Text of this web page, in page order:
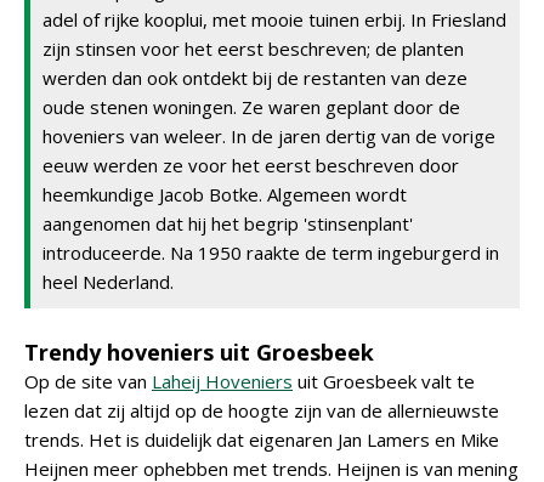
adel of rijke kooplui, met mooie tuinen erbij. In Friesland
zijn stinsen voor het eerst beschreven; de planten
werden dan ook ontdekt bij de restanten van deze
oude stenen woningen. Ze waren geplant door de
hoveniers van weleer. In de jaren dertig van de vorige
eeuw werden ze voor het eerst beschreven door
heemkundige Jacob Botke. Algemeen wordt
aangenomen dat hij het begrip 'stinsenplant'
introduceerde. Na 1950 raakte de term ingeburgerd in
heel Nederland.
Trendy hoveniers uit Groesbeek
Op de site van Laheij Hoveniers uit Groesbeek valt te
lezen dat zij altijd op de hoogte zijn van de allernieuwste
trends. Het is duidelijk dat eigenaren Jan Lamers en Mike
Heijnen meer ophebben met trends. Heijnen is van mening